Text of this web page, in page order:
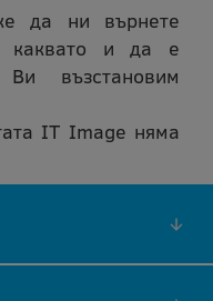
да ни върнете
каквато и да е
възстановим
IT Image няма